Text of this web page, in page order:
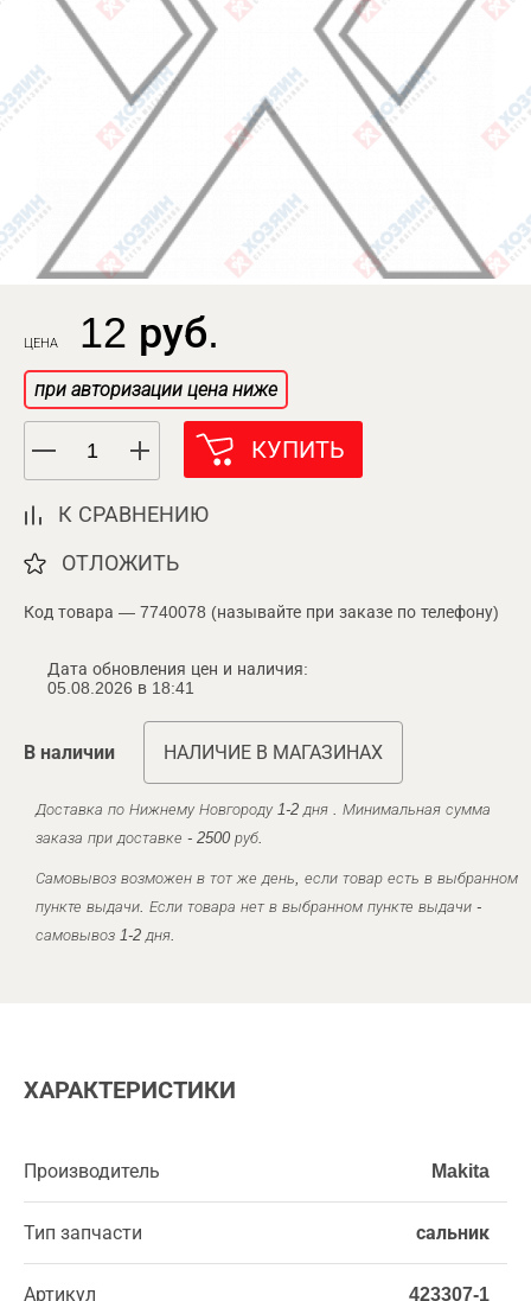
ЦЕНА 12 руб.
при авторизации цена ниже
КУПИТЬ
К СРАВНЕНИЮ
ОТЛОЖИТЬ
Код товара — 7740078 (называйте при заказе по телефону)
Дата обновления цен и наличия:
05.08.2026 в 18:41
В наличии НАЛИЧИЕ В МАГАЗИНАХ
Доставка по Нижнему Новгороду 1-2 дня . Минимальная сумма
заказа при доставке - 2500 руб.
Самовывоз возможен в тот же день, если товар есть в выбранном
пункте выдачи. Если товара нет в выбранном пункте выдачи -
самовывоз 1-2 дня.
ХАРАКТЕРИСТИКИ
Производитель Makita
Тип запчасти сальник
Артикул 423307-1